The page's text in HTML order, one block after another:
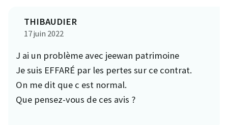
THIBAUDIER
17 juin 2022
J ai un problème avec jeewan patrimoine
Je suis EFFARÉ par les pertes sur ce contrat.
On me dit que c est normal.
Que pensez-vous de ces avis ?